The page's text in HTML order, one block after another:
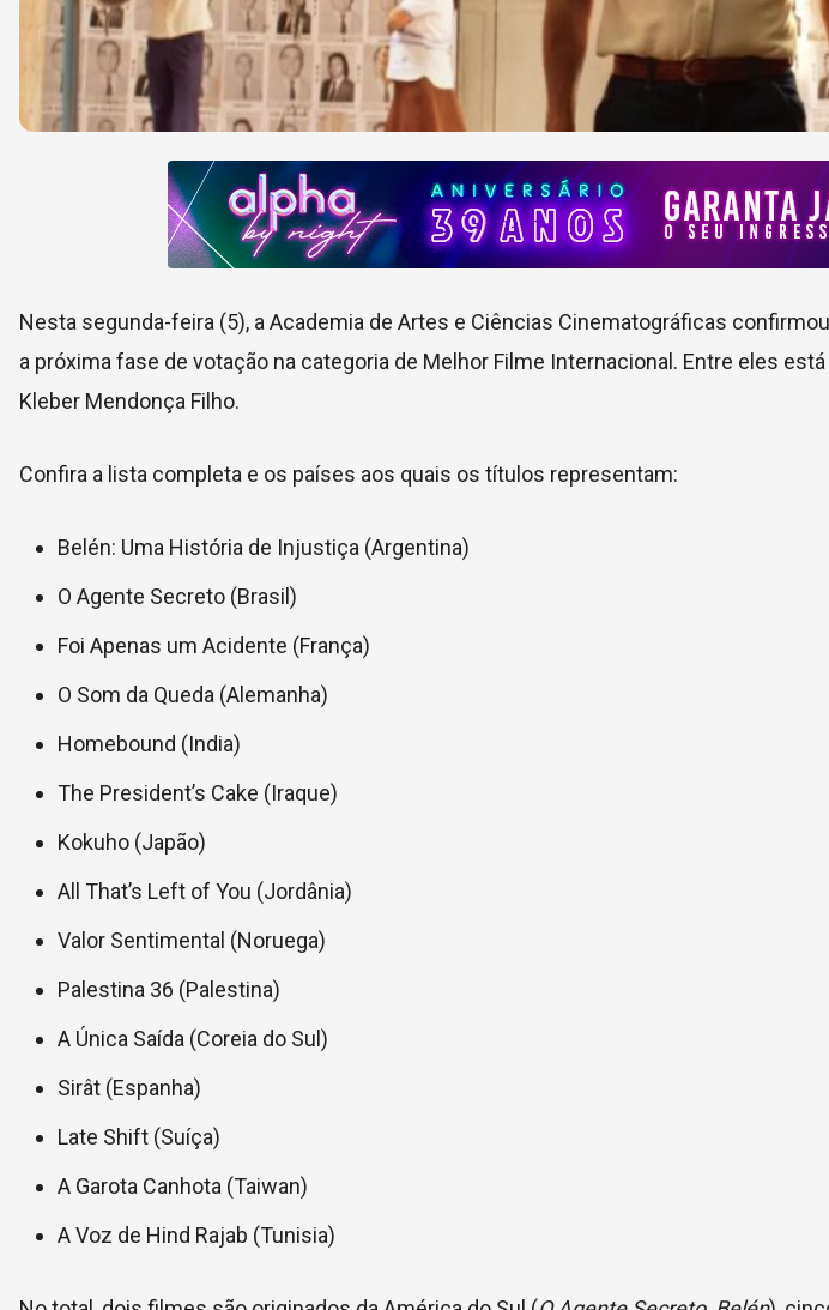
Nesta segunda-feira (5), a Academia de Artes e Ciências Cinematográficas
a próxima fase de votação na categoria de Melhor Filme Internacional. Entre eles está
Kleber Mendonça Filho.
Confira a lista completa e os países aos quais os títulos representam:
Belén: Uma História de Injustiça (Argentina)
O Agente Secreto (Brasil)
Foi Apenas um Acidente (França)
O Som da Queda (Alemanha)
Homebound (India)
The President’s Cake (Iraque)
Kokuho (Japão)
All That’s Left of You (Jordânia)
Valor Sentimental (Noruega)
Palestina 36 (Palestina)
A Única Saída (Coreia do Sul)
Sirât (Espanha)
Late Shift (Suíça)
A Garota Canhota (Taiwan)
A Voz de Hind Rajab (Tunisia)